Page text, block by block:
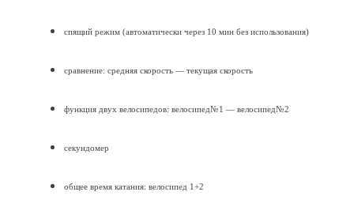
спящий режим (автоматически через 10 мин без использования)
сравнение: средняя скорость — текущая скорость
функция двух велосипедов: велосипед№1 — велосипед№2
секундомер
общее время катания: велосипед 1+2